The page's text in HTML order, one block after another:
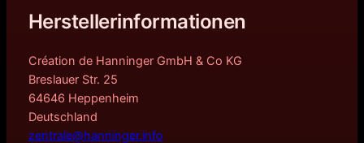
Herstellerinformationen
Création de Hanninger GmbH & Co KG
Breslauer Str. 25
64646 Heppenheim
Deutschland
zentrale@hanninger.info